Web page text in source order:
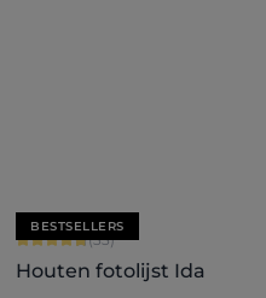
BESTSELLERS
Gemiddelde waardering
(33)
Houten fotolijst Ida